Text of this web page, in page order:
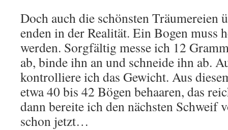
Doch auch die schönsten Träumereien
enden in der Realität. Ein Bogen muss
werden. Sorgfältig messe ich 12
ab, binde ihn an und schneide ihn ab.
kontrolliere ich das Gewicht. Aus
etwa 40 bis 42 Bögen behaaren, das
dann bereite ich den nächsten Schweif
schon jetzt…